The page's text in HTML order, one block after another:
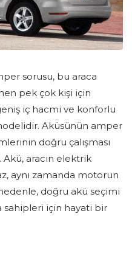
sorusu, bu araca
pek çok kişi için
iç hacmi ve konforlu
Aküsünün amper
doğru çalışması
aracın elektrik
aynı zamanda motorun
nedenle, doğru akü seçimi
sahipleri için hayati bir